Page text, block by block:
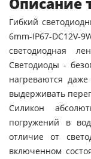
Гибкий
6mm-IP67-
светодиодная
Светодиоды -
нагреваются
выдерживать
Силикон
погружений в
отличие от
включенном